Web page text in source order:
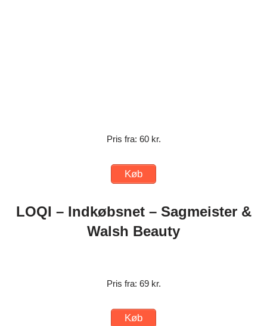
Pris fra: 60 kr.
Køb
LOQI – Indkøbsnet – Sagmeister &
Walsh Beauty
Pris fra: 69 kr.
Køb